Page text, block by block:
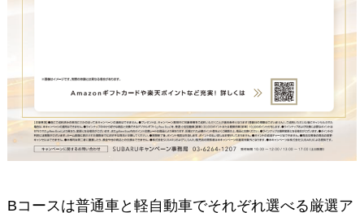
Bコースは普通車と軽自動車でそれぞれ選べる厳選ア